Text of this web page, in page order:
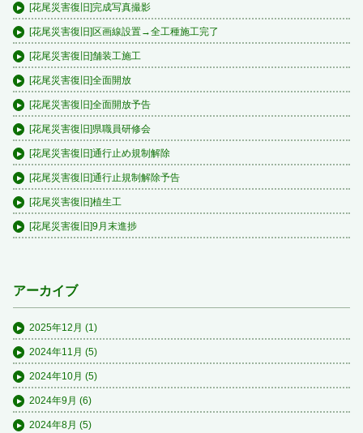
[花尾災害復旧]完成写真撮影
[花尾災害復旧]区画線設置→全工種施工完了
[花尾災害復旧]舗装工施工
[花尾災害復旧]全面開放
[花尾災害復旧]全面開放予告
[花尾災害復旧]県職員研修会
[花尾災害復旧]通行止め規制解除
[花尾災害復旧]通行止規制解除予告
[花尾災害復旧]植生工
[花尾災害復旧]9月末進捗
アーカイブ
2025年12月 (1)
2024年11月 (5)
2024年10月 (5)
2024年9月 (6)
2024年8月 (5)